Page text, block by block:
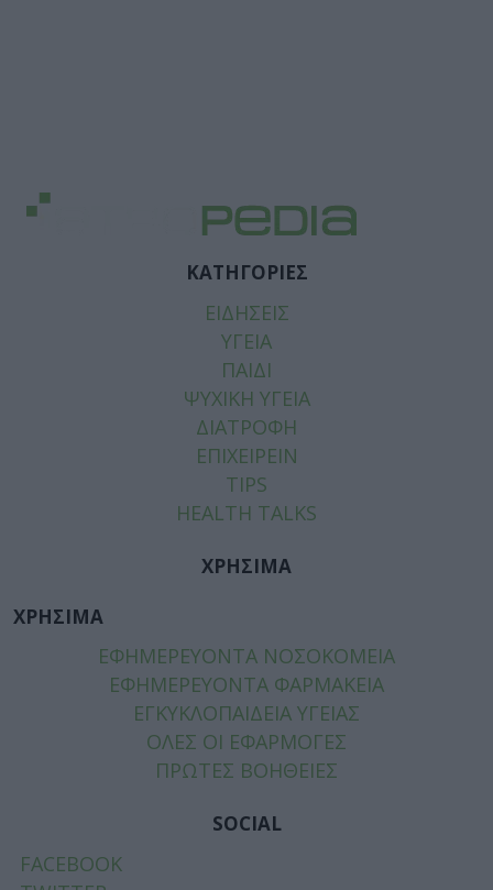
ΚΑΤΗΓΟΡΙΕΣ
ΕΙΔΗΣΕΙΣ
ΥΓΕΙΑ
ΠΑΙΔΙ
ΨΥΧΙΚΗ ΥΓΕΙΑ
ΔΙΑΤΡΟΦΗ
ΕΠΙΧΕΙΡΕΙΝ
TIPS
HEALTH TALKS
ΧΡΗΣΙΜΑ
ΧΡΗΣΙΜΑ
ΕΦΗΜΕΡΕΥΟΝΤΑ ΝΟΣΟΚΟΜΕΙΑ
ΕΦΗΜΕΡΕΥΟΝΤΑ ΦΑΡΜΑΚΕΙΑ
ΕΓΚΥΚΛΟΠΑΙΔΕΙΑ ΥΓΕΙΑΣ
ΟΛΕΣ ΟΙ ΕΦΑΡΜΟΓΕΣ
ΠΡΩΤΕΣ ΒΟΗΘΕΙΕΣ
SOCIAL
FACEBOOK